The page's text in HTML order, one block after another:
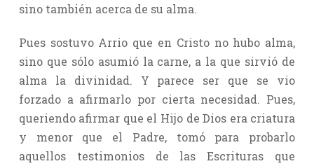
sino también acerca de su alma.
Pues sostuvo Arrio que en Cristo no hubo alma,
sino que sólo asumió la carne, a la que sirvió de
alma la divinidad. Y parece ser que se vio
forzado a afirmarlo por cierta necesidad. Pues,
queriendo afirmar que el Hijo de Dios era criatura
y menor que el Padre, tomó para probarlo
aquellos testimonios de las Escrituras que